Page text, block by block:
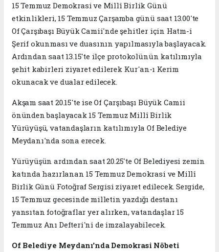
15 Temmuz Demokrasi ve Millî Birlik Günü
etkinlikleri, 15 Temmuz Çarşamba günü saat 13.00'te
Of Çarşıbaşı Büyük Camii'nde şehitler için Hatm-i
Şerif okunması ve duasının yapılmasıyla başlayacak.
Ardından saat 13.15'te ilçe protokolünün katılımıyla
şehit kabirleri ziyaret edilerek Kur'an-ı Kerim
okunacak ve dualar edilecek.
Akşam saat 20.15'te ise Of Çarşıbaşı Büyük Camii
önünden başlayacak 15 Temmuz Millî Birlik
Yürüyüşü, vatandaşların katılımıyla Of Belediye
Meydanı'nda sona erecek.
Yürüyüşün ardından saat 20.25'te Of Belediyesi zemin
katında hazırlanan 15 Temmuz Demokrasi ve Millî
Birlik Günü Fotoğraf Sergisi ziyaret edilecek. Sergide,
15 Temmuz gecesinde milletin yazdığı destanı
yansıtan fotoğraflar yer alırken, vatandaşlar 15
Temmuz Anı Defteri'ni de imzalayabilecek.
Of Belediye Meydanı'nda Demokrasi Nöbeti